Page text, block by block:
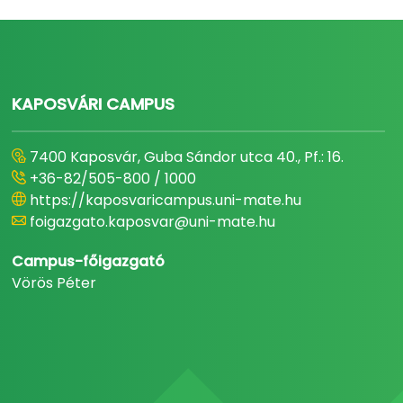
KAPOSVÁRI CAMPUS
7400 Kaposvár, Guba Sándor utca 40., Pf.: 16.
+36-82/505-800 / 1000
https://kaposvaricampus.uni-mate.hu
foigazgato.kaposvar@uni-mate.hu
Campus-főigazgató
Vörös Péter